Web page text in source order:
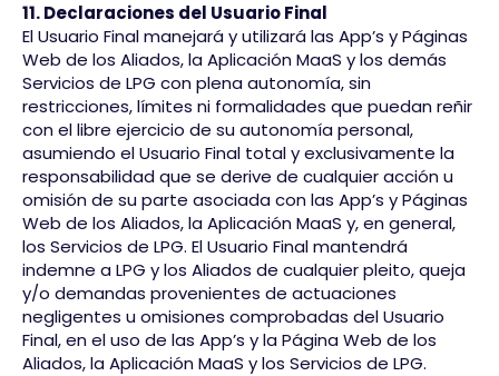
11. Declaraciones del Usuario Final
El Usuario Final manejará y utilizará las App’s y Páginas
Web de los Aliados, la Aplicación MaaS y los demás
Servicios de LPG con plena autonomía, sin
restricciones, límites ni formalidades que puedan reñir
con el libre ejercicio de su autonomía personal,
asumiendo el Usuario Final total y exclusivamente la
responsabilidad que se derive de cualquier acción u
omisión de su parte asociada con las App’s y Páginas
Web de los Aliados, la Aplicación MaaS y, en general,
los Servicios de LPG. El Usuario Final mantendrá
indemne a LPG y los Aliados de cualquier pleito, queja
y/o demandas provenientes de actuaciones
negligentes u omisiones comprobadas del Usuario
Final, en el uso de las App’s y la Página Web de los
Aliados, la Aplicación MaaS y los Servicios de LPG.